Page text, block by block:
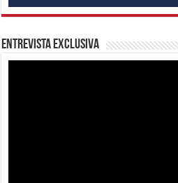
Entrevista Exclusiva